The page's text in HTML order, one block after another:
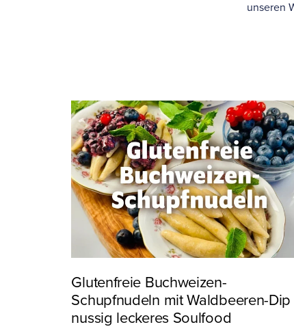
unseren
Glutenfreie Buchweizen-
Schupfnudeln mit Waldbeeren-
nussig leckeres Soulfood